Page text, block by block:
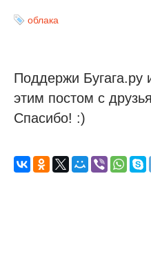
облака
Поддержи Бугага.ру
этим постом с
Спасибо! :)